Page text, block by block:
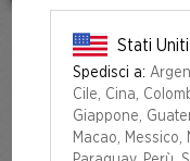
Stati Uniti
Spedisci a:
Cile, Cina,
Giappone,
Macao, Messico,